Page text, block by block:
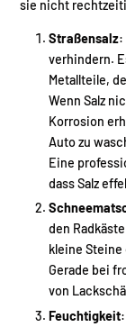
sie nicht
Straßensalz:
verhindern.
Metallteile,
Wenn Salz
Korrosion
Auto zu
Eine
dass Salz
den
kleine Steine
Gerade bei
von
Feuchtigkeit